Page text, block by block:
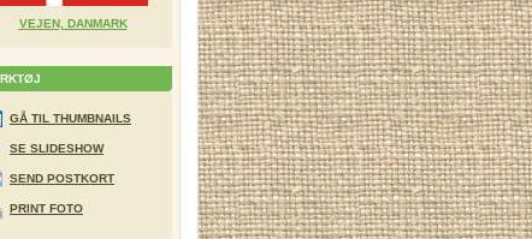
VEJEN, DANMARK
GÅ TIL THUMBNAILS
SE SLIDESHOW
SEND POSTKORT
PRINT FOTO